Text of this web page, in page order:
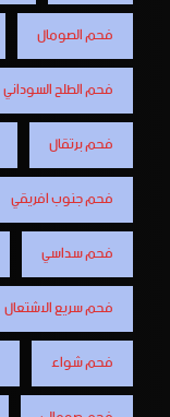
فحم الصومال
فحم الطلح السوداني
فحم برتقال
فحم جنوب افريقي
فحم سداسي
فحم سريع الاشتعال
فحم شواء